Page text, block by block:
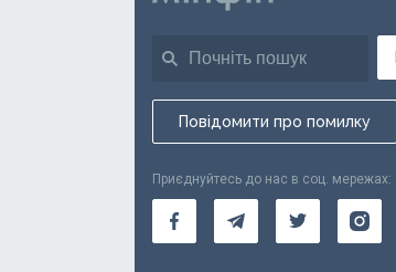
Повідомити про помилку
Приєднуйтесь до нас в соц. мережах: